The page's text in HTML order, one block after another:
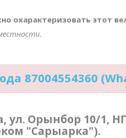
охарактеризовать этот
87004554360
ул. Орынбор 10/1,
"Сарыарка").